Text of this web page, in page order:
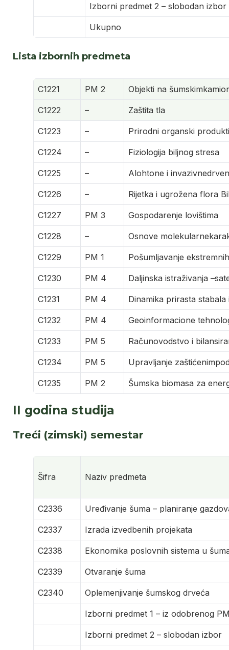
Izborni predmet 2 – slobodan izbor
Ukupno
Lista izbornih predmeta
C1221 PM 2 Objekti na
C1222 – Zaštita tla
C1223 – Prirodni organski produkti
C1224 – Fiziologija biljnog stresa
C1225 – Alohtone i
C1226 – Rijetka i ugrožena flora
C1227 PM 3 Gospodarenje lovištima
C1228 – Osnove
C1229 PM 1 Pošumljavanje
C1230 PM 4 Daljinska istraživanja
C1231 PM 4 Dinamika prirasta stabala
C1232 PM 4 Geoinformacione
C1233 PM 5 Računovodstvo i
C1234 PM 5 Upravljanje
C1235 PM 2 Šumska biomasa za
II godina studija
Treći (zimski) semestar
Šifra Naziv predmeta
C2336 Uređivanje šuma – planiranje
C2337 Izrada izvedbenih projekata
C2338 Ekonomika poslovnih sistema u
C2339 Otvaranje šuma
C2340 Oplemenjivanje šumskog drveća
Izborni predmet 1 – iz odobrenog
Izborni predmet 2 – slobodan izbor